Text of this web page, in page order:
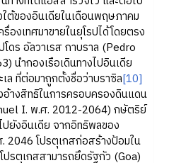
ต้ของอินเดียในเดือนพฤษภาคม
องเทศมาขายในยุโรปได้โดยตรง
โดร อัลวาเรส กาบราล (Pedro
นำกองเรือเดินทางไปอินเดีย
ล ที่ต่อมาถูกตั้งชื่อว่าบราซิล[10]
อ้างสิทธิในการครอบครองดินแดน
I. พ.ศ. 2012-2064) กษัตริย์
ปยังอินเดีย จากอิทธิพลของ
2046 โปรตุเกสก่อสร้างป้อมใน
รตุเกสสามารถยึดรัฐกัว (Goa)